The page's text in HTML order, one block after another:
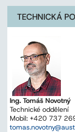
TECHNICKÁ
Ing. Tomáš Novotný
Technické oddělení
Mobil: +420 737